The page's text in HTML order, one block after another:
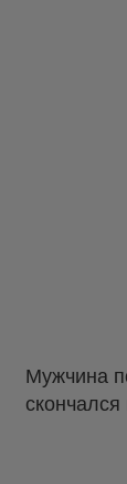
Мужчина